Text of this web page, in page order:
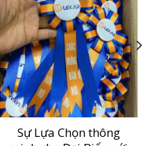
Sự Lựa Chọn thông